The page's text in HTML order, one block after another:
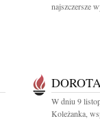
najszczersze
W dniu 9
Koleżanka,